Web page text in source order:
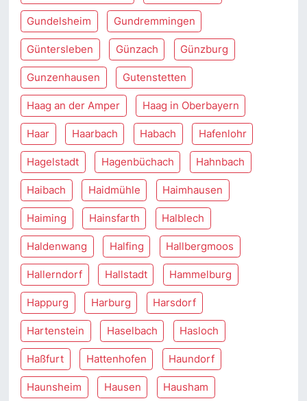
Gundelsheim Gundremmingen
Güntersleben Günzach Günzburg
Gunzenhausen Gutenstetten
Haag an der Amper Haag in Oberbayern
Haar Haarbach Habach Hafenlohr
Hagelstadt Hagenbüchach Hahnbach
Haibach Haidmühle Haimhausen
Haiming Hainsfarth Halblech
Haldenwang Halfing Hallbergmoos
Hallerndorf Hallstadt Hammelburg
Happurg Harburg Harsdorf
Hartenstein Haselbach Hasloch
Haßfurt Hattenhofen Haundorf
Haunsheim Hausen Hausham